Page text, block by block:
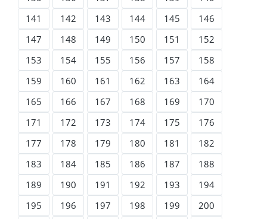
141
142 143 144 145
146
147
148 149 150 151
152
153
154 155 156 157
158
159
160 161 162 163
164
165
166 167 168 169
170
171
172 173 174 175
176
177
178 179 180 181
182
183
184 185 186 187
188
189
190 191 192 193
194
195
196 197 198 199
200